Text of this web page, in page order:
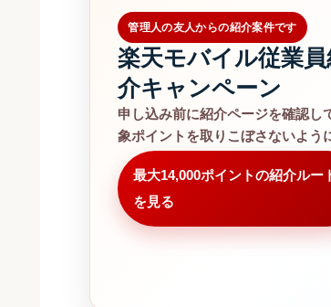
管理人の友人からの紹介案件です
楽天モバイル従業員
介キャンペーン
申し込み前に紹介ページを確認し
象ポイントを取りこぼさないよう
最大14,000ポイントの紹介ルー
を見る